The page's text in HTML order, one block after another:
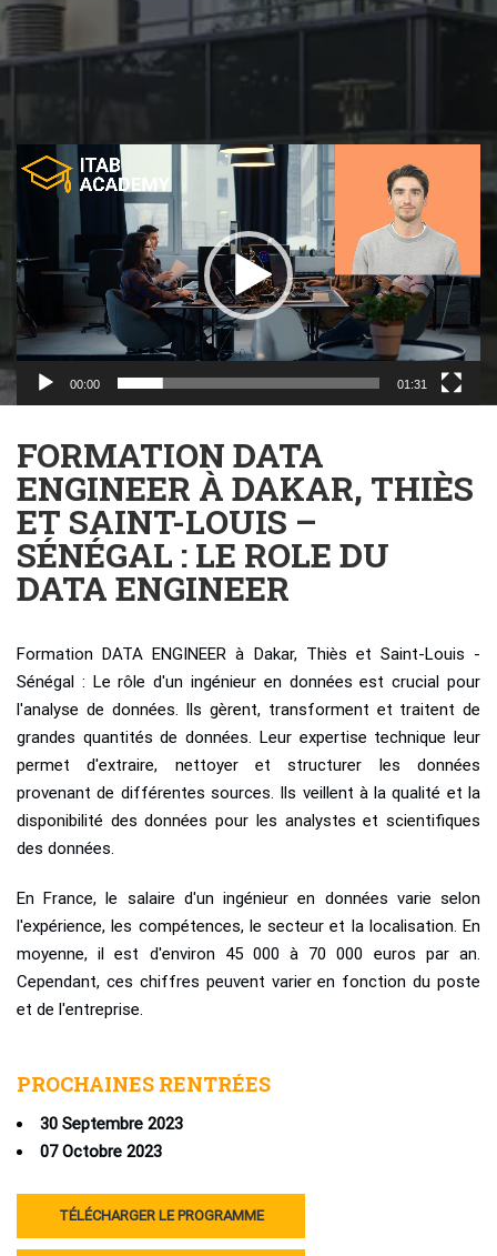
Lecteur
vidéo
00:00 01:31
FORMATION DATA
ENGINEER À DAKAR, THIÈS
ET SAINT-LOUIS –
SÉNÉGAL : LE ROLE DU
DATA ENGINEER
Formation DATA ENGINEER à Dakar, Thiès et Saint-Louis -
Sénégal : Le rôle d'un ingénieur en données est crucial pour
l'analyse de données. Ils gèrent, transforment et traitent de
grandes quantités de données. Leur expertise technique leur
permet d'extraire, nettoyer et structurer les données
provenant de différentes sources. Ils veillent à la qualité et la
disponibilité des données pour les analystes et scientifiques
des données.
En France, le salaire d'un ingénieur en données varie selon
l'expérience, les compétences, le secteur et la localisation. En
moyenne, il est d'environ 45 000 à 70 000 euros par an.
Cependant, ces chiffres peuvent varier en fonction du poste
et de l'entreprise.
PROCHAINES RENTRÉES
30 Septembre 2023​
07 Octobre 2023​
TÉLÉCHARGER LE PROGRAMME